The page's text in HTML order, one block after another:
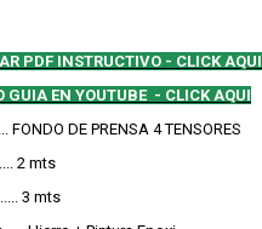
PDF INSTRUCTIVO - CLICK AQUI
GUIA EN YOUTUBE - CLICK AQUI
FONDO DE PRENSA 4 TENSORES
2 mts
3 mts